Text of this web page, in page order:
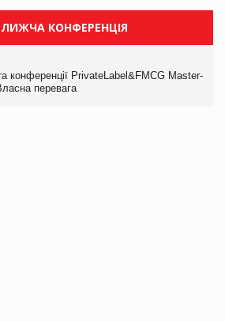
КОНФЕРЕНЦІЯ
конференції PrivateLabel&FMCG Master-
перевага